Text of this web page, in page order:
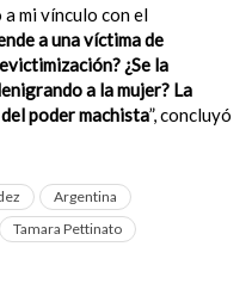
mi vínculo con el
a una víctima de
¿Se la
a la mujer? La
poder machista”, concluyó
Argentina
Tamara Pettinato